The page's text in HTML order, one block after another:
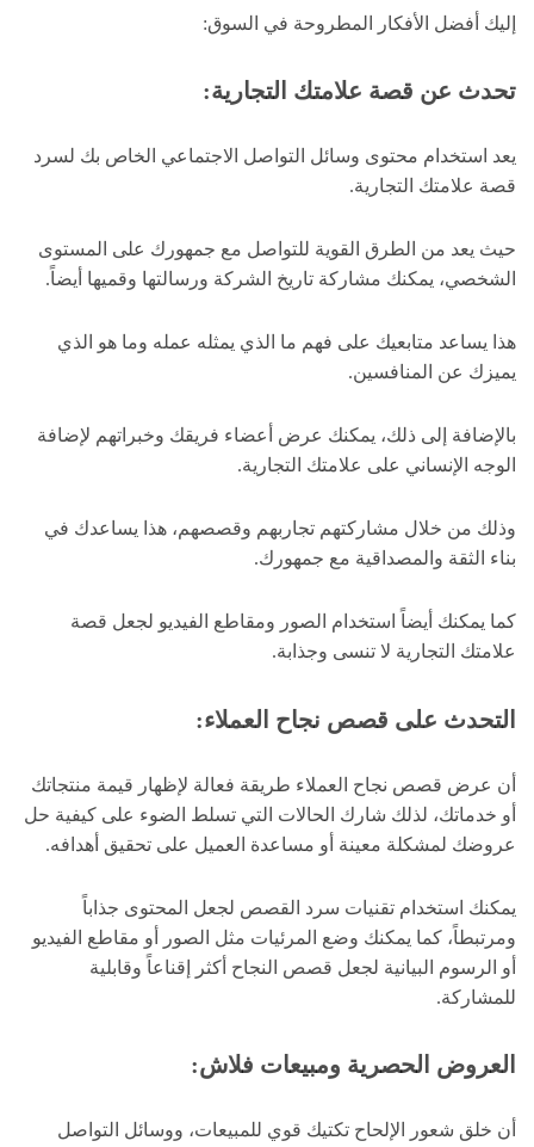
إليك أفضل الأفكار المطروحة في السوق:
تحدث عن قصة علامتك التجارية:
يعد استخدام محتوى وسائل التواصل الاجتماعي الخاص بك لسرد
قصة علامتك التجارية.
حيث يعد من الطرق القوية للتواصل مع جمهورك على المستوى
الشخصي، يمكنك مشاركة تاريخ الشركة ورسالتها وقميها أيضاً.
هذا يساعد متابعيك على فهم ما الذي يمثله عمله وما هو الذي
يميزك عن المنافسين.
بالإضافة إلى ذلك، يمكنك عرض أعضاء فريقك وخبراتهم لإضافة
الوجه الإنساني على علامتك التجارية.
وذلك من خلال مشاركتهم تجاربهم وقصصهم، هذا يساعدك في
بناء الثقة والمصداقية مع جمهورك.
كما يمكنك أيضاً استخدام الصور ومقاطع الفيديو لجعل قصة
علامتك التجارية لا تنسى وجذابة.
التحدث على قصص نجاح العملاء:
أن عرض قصص نجاح العملاء طريقة فعالة لإظهار قيمة منتجاتك
أو خدماتك، لذلك شارك الحالات التي تسلط الضوء على كيفية حل
عروضك لمشكلة معينة أو مساعدة العميل على تحقيق أهدافه.
يمكنك استخدام تقنيات سرد القصص لجعل المحتوى جذاباً
ومرتبطاً، كما يمكنك وضع المرئيات مثل الصور أو مقاطع الفيديو
أو الرسوم البيانية لجعل قصص النجاح أكثر إقناعاً وقابلية
للمشاركة.
العروض الحصرية ومبيعات فلاش:
أن خلق شعور الإلحاح تكتيك قوي للمبيعات، ووسائل التواصل